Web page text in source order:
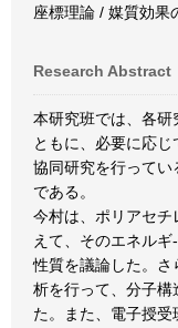
座標理論 / 媒質効果
Research Abstract
本研究班では、各研
ともに、必要に応
協同研究を行ってい
である。
今村は、ポリアセチ
えて、そのエネル
性質を議論した。
析を行って、分子
た。また、電子授